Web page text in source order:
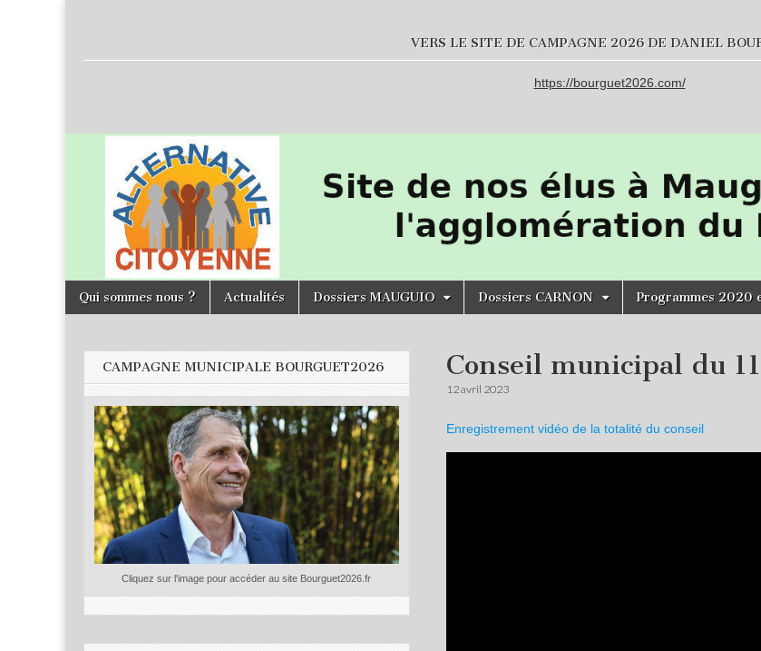
L'Alternative VERS LE SITE DE CAMPAGNE 2026 DE DANIEL
https://bourguet2026.com/
Main menu
Skip to content
Qui sommes nous ? Actualités Dossiers MAUGUIO Dossiers CARNON Programmes 2020
Conseil municipal du
12 avril 2023
Enregistrement vidéo de la totalité du conseil
CAMPAGNE MUNICIPALE BOURGUET2026
Cliquez sur l'image pour accéder au site Bourguet2026.fr